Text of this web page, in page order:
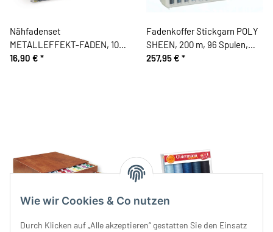
Wie wir Cookies & Co nutzen
Durch Klicken auf „Alle akzeptieren“ gestatten Sie den Einsatz
Nähfadenset
METALLEFFEKT-FADEN, 10
Garne, Gütermann
16,90 € *
Fadenkoffer Stickgarn POLY
SHEEN, 200 m, 96 Spulen,
Mettler
257,95 € *